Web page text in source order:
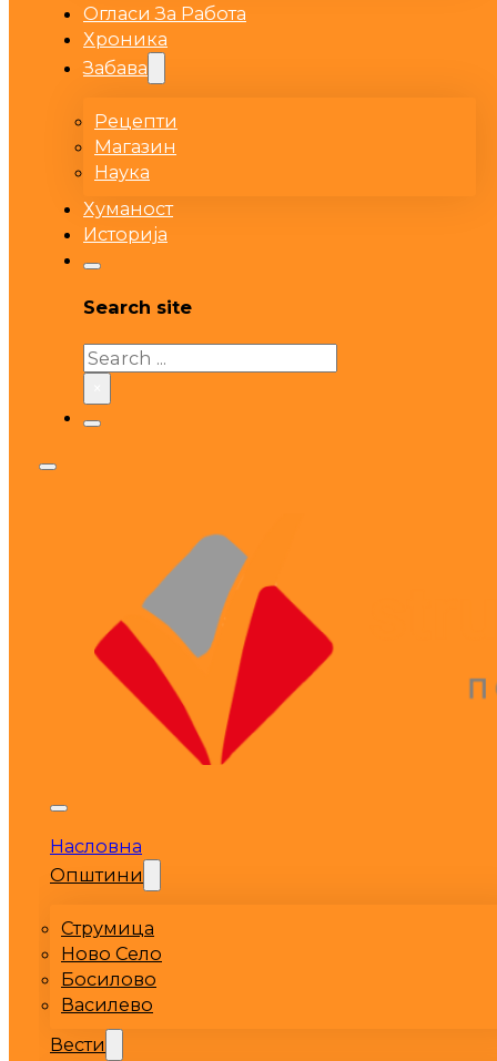
Огласи За Работа
Хроника
Забава
Рецепти
Магазин
Наука
Хуманост
Историја
Search site
Search
Насловна
Општини
Струмица
Ново Село
Босилово
Василево
Вести